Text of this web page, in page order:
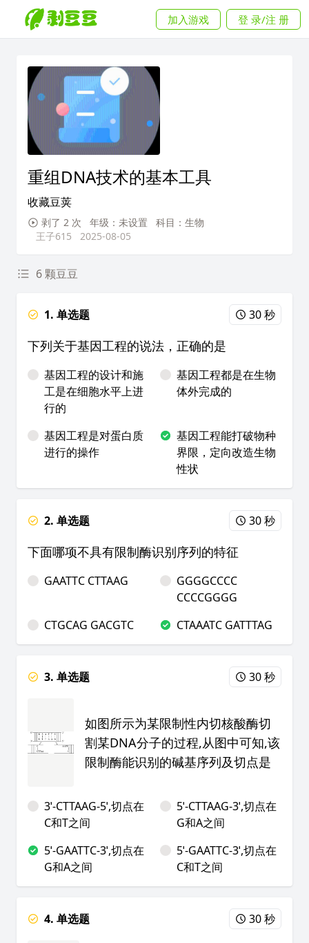
加入游戏 登 录/注 册
重组DNA技术的基本工具
收藏豆荚
剥了 2 次 年级：未设置
科目：生物
王子615
2025-08-05
6 颗豆豆
1. 单选题 30 秒
下列关于基因工程的说法，正确的是
基因工程的设计和施
工是在细胞水平上进
行的
基因工程都是在生物
体外完成的
基因工程是对蛋白质
进行的操作
基因工程能打破物种
界限，定向改造生物
性状
2. 单选题 30 秒
下面哪项不具有限制酶识别序列的特征
GAATTC CTTAAG
GGGGCCCC
CCCCGGGG
CTGCAG GACGTC
CTAAATC GATTTAG
3. 单选题 30 秒
如图所示为某限制性内切核酸酶切
割某DNA分子的过程,从图中可知,该
限制酶能识别的碱基序列及切点是
3ˈ-CTTAAG-5ˈ,切点在
C和T之间
5ˈ-CTTAAG-3ˈ,切点在
G和A之间
5ˈ-GAATTC-3ˈ,切点在
G和A之间
5ˈ-GAATTC-3ˈ,切点在
C和T之间
4. 单选题 30 秒